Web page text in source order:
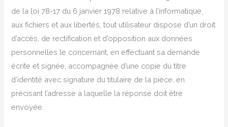
de la loi 78-17 du 6 janvier 1978 relative à l’informatique,
aux fichiers et aux libertés, tout utilisateur dispose d’un droit
d’accès, de rectification et d’opposition aux données
personnelles le concernant, en effectuant sa demande
écrite et signée, accompagnée d’une copie du titre
d’identité avec signature du titulaire de la pièce, en
précisant l’adresse à laquelle la réponse doit être
envoyée.